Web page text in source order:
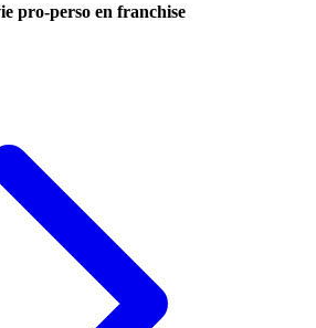
pro-perso en franchise